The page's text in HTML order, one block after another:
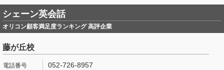
シェーン英会話
オリコン顧客満足度ランキング 高評企業
藤が丘校
052-726-8957